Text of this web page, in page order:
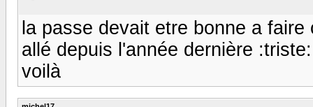
la passe devait etre bonne a
allé depuis l'année dernière
voilà